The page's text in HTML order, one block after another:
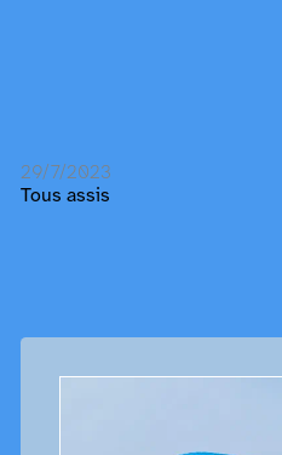
29/7/2023
Tous assis